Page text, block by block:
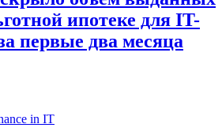
ипотеке для IT-
первые два месяца
in IT